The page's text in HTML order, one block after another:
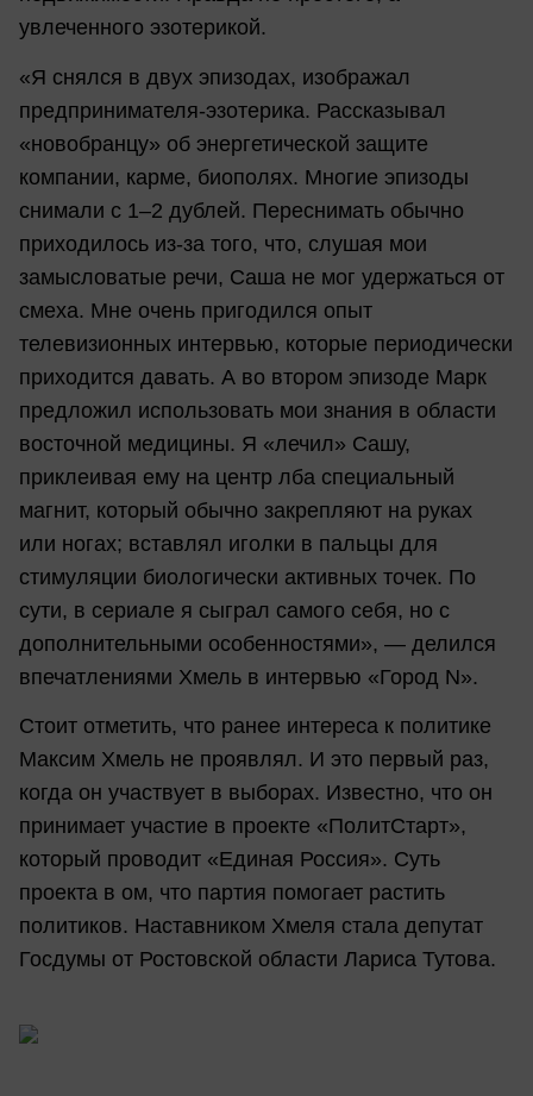
увлеченного эзотерикой.
«Я снялся в двух эпизодах, изображал
предпринимателя-эзотерика. Рассказывал
«новобранцу» об энергетической защите
компании, карме, биополях. Многие эпизоды
снимали с 1–2 дублей. Переснимать обычно
приходилось из-за того, что, слушая мои
замысловатые речи, Саша не мог удержаться от
смеха. Мне очень пригодился опыт
телевизионных интервью, которые периодически
приходится давать. А во втором эпизоде Марк
предложил использовать мои знания в области
восточной медицины. Я «лечил» Сашу,
приклеивая ему на центр лба специальный
магнит, который обычно закрепляют на руках
или ногах; вставлял иголки в пальцы для
стимуляции биологически активных точек. По
сути, в сериале я сыграл самого себя, но с
дополнительными особенностями», — делился
впечатлениями Хмель в интервью «Город N».
Стоит отметить, что ранее интереса к политике
Максим Хмель не проявлял. И это первый раз,
когда он участвует в выборах. Известно, что он
принимает участие в проекте «ПолитСтарт»,
который проводит «Единая Россия». Суть
проекта в ом, что партия помогает растить
политиков. Наставником Хмеля стала депутат
Госдумы от Ростовской области Лариса Тутова.